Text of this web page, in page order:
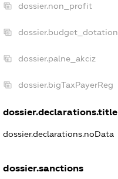
dossier.non_profit
dossier.budget_dotation
dossier.palne_akciz
dossier.bigTaxPayerReg
dossier.declarations.title
dossier.declarations.noData
dossier.sanctions